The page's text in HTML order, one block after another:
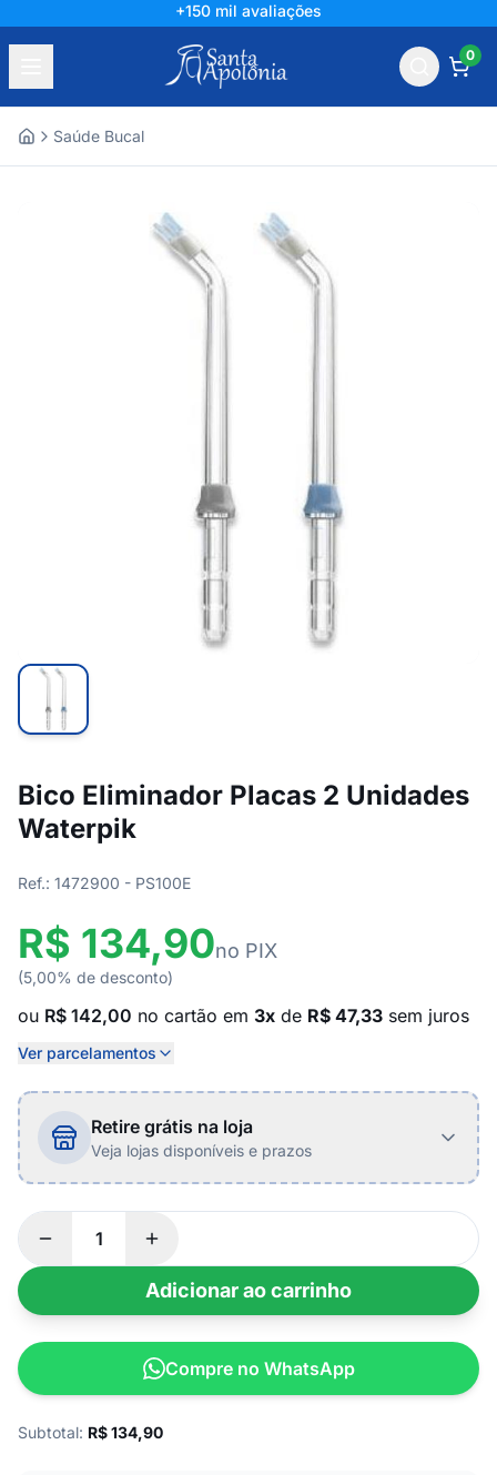
+150 mil avaliações
0
Saúde Bucal
Bico Eliminador Placas 2 Unidades
Waterpik
Ref.: 1472900 - PS100E
R$ 134,90no PIX
(5,00% de desconto)
ou R$ 142,00 no cartão em 3x de R$ 47,33 sem juros
Ver parcelamentos
Retire grátis na loja
Veja lojas disponíveis e prazos
Adicionar ao carrinho
Compre no WhatsApp
Subtotal: R$134,90